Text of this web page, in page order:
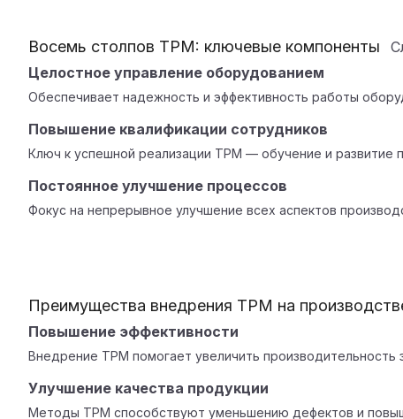
Восемь столпов TPM: ключевые компоненты
Целостное управление оборудованием
Обеспечивает надежность и эффективность работы
Повышение квалификации сотрудников
Ключ к успешной реализации TPM — обучение и развитие
Постоянное улучшение процессов
Фокус на непрерывное улучшение всех аспектов
Преимущества внедрения TPM на
Повышение эффективности
Внедрение TPM помогает увеличить производительность
Улучшение качества продукции
Методы TPM способствуют уменьшению дефектов и